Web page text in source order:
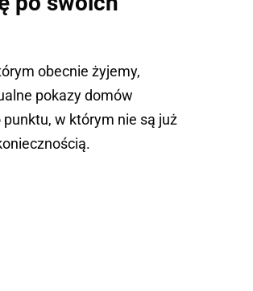
obecnie żyjemy,
pokazy domów
punktu, w którym nie są już